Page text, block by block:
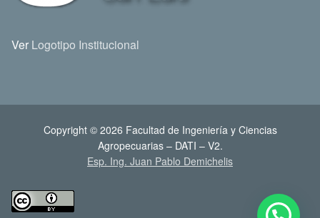
Ver Logotipo Institucional
Copyright © 2026 Facultad de Ingeniería y Ciencias
Agropecuarias – DATI – V2.
Esp. Ing. Juan Pablo Demichelis